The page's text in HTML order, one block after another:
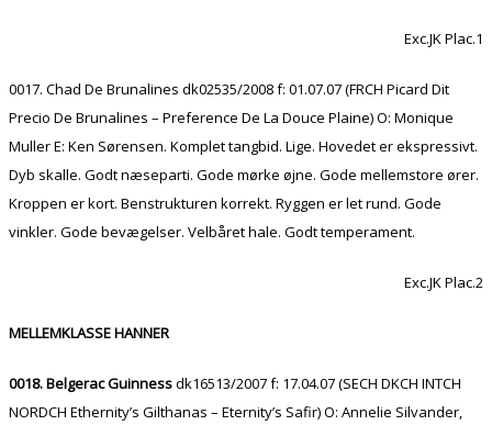
Exc.JK Plac.1
0017. Chad De Brunalines dk02535/2008 f: 01.07.07 (FRCH Picard Dit
Precio De Brunalines – Preference De La Douce Plaine) O: Monique
Muller E: Ken Sørensen. Komplet tangbid. Lige. Hovedet er ekspressivt.
Dyb skalle. Godt næseparti. Gode mørke øjne. Gode mellemstore ører.
Kroppen er kort. Benstrukturen korrekt. Ryggen er let rund. Gode
vinkler. Gode bevægelser. Velbåret hale. Godt temperament.
Exc.JK Plac.2
MELLEMKLASSE HANNER
0018. Belgerac Guinnessdk16513/2007 f: 17.04.07 (SECH DKCH INTCH
NORDCH Ethernity’s Gilthanas – Eternity’s Safir) O: Annelie Silvander,